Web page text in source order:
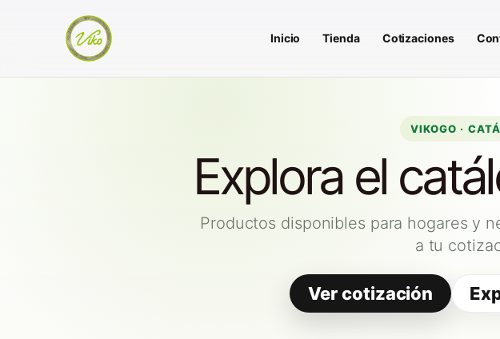
Inicio Tienda Cotizaciones
VIKOGO ·
Explora el
Productos disponibles para hogares y
a tu
Ver cotización